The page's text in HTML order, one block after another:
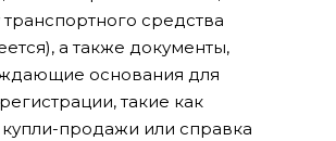
транспортного средства
а также документы,
основания для
такие как
продажи или справка